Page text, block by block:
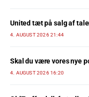
United tæt på salg af
4. AUGUST 2026 21:44
Skal du være vores nye
4. AUGUST 2026 16:20